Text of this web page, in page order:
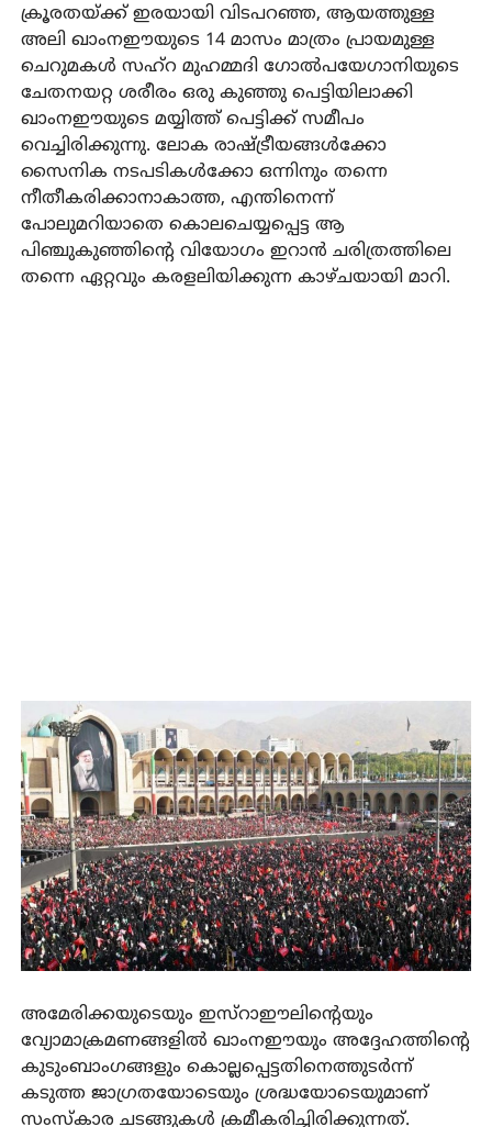
ക്രൂരതയ്ക്ക് ഇരയായി വിടപറഞ്ഞ, ആയത്തുള്ള
അലി ഖാംനഈയുടെ 14 മാസം മാത്രം പ്രായമുള്ള
ചെറുമകൾ സഹ്‌റ മുഹമ്മദി ഗോൽപയേഗാനിയുടെ
ചേതനയറ്റ ശരീരം ഒരു കുഞ്ഞു പെട്ടിയിലാക്കി
ഖാംനഈയുടെ മയ്യിത്ത് പെട്ടിക്ക് സമീപം
വെച്ചിരിക്കുന്നു. ലോക രാഷ്ട്രീയങ്ങൾക്കോ
സൈനിക നടപടികൾക്കോ ഒന്നിനും തന്നെ
നീതീകരിക്കാനാകാത്ത, എന്തിനെന്ന്
പോലുമറിയാതെ കൊലചെയ്യപ്പെട്ട ആ
പിഞ്ചുകുഞ്ഞിന്റെ വിയോഗം ഇറാൻ ചരിത്രത്തിലെ
തന്നെ ഏറ്റവും കരളലിയിക്കുന്ന കാഴ്ചയായി മാറി.
അമേരിക്കയുടെയും ഇസ്റാഈലിന്റെയും
വ്യോമാക്രമണങ്ങളിൽ ഖാംനഈയും അദ്ദേഹത്തിന്റെ
കുടുംബാംഗങ്ങളും കൊല്ലപ്പെട്ടതിനെത്തുടർന്ന്
കടുത്ത ജാഗ്രതയോടെയും ശ്രദ്ധയോടെയുമാണ്
സംസ്കാര ചടങ്ങുകൾ ക്രമീകരിച്ചിരിക്കുന്നത്.